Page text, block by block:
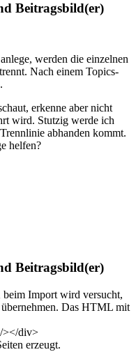
Beitragsbild(er)
werden die einzelnen
Nach einem Topics-
erkenne aber nicht
wird. Stutzig werde ich
abhanden kommt.
helfen?
Beitragsbild(er)
beim Import wird versucht,
Das HTML mit
></div>
erzeugt.